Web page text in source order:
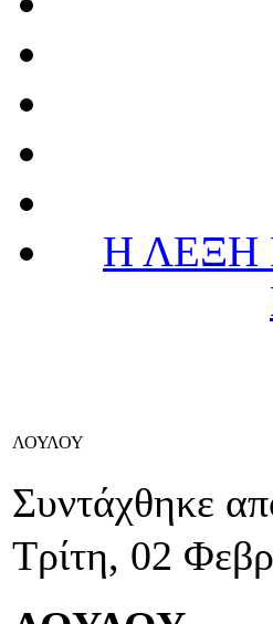
Η ΛΕΞΗ
ΛΟΥΛΟΥ
Συντάχθηκε
Τρίτη, 02